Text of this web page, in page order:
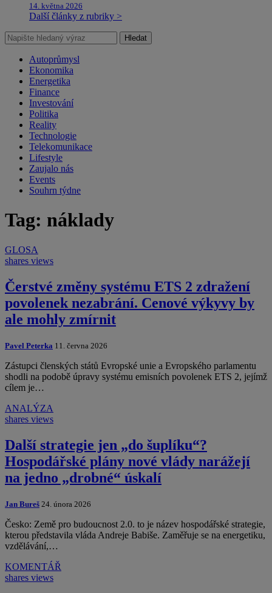
14. května 2026
Další články z rubriky >
Hledat
Autoprůmysl
Ekonomika
Energetika
Finance
Investování
Politika
Reality
Technologie
Telekomunikace
Lifestyle
Zaujalo nás
Events
Souhrn týdne
Tag: náklady
GLOSA
shares views
Čerstvé změny systému ETS 2 zdražení
povolenek nezabrání. Cenové výkyvy by
ale mohly zmírnit
Pavel Peterka 11. června 2026
Zástupci členských států Evropské unie a Evropského parlamentu
shodli na podobě úpravy systému emisních povolenek ETS 2, jejímž
cílem je…
ANALÝZA
shares views
Další strategie jen „do šuplíku“?
Hospodářské plány nové vlády narážejí
na jedno „drobné“ úskalí
Jan Bureš 24. února 2026
Česko: Země pro budoucnost 2.0. to je název hospodářské strategie,
kterou představila vláda Andreje Babiše. Zaměřuje se na energetiku,
vzdělávání,…
KOMENTÁŘ
shares views